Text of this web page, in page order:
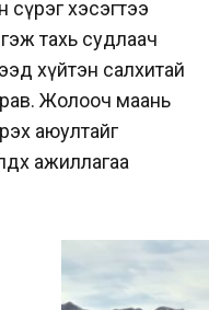
сүрэг хэсэгтээ
тахь судлаач
хүйтэн салхитай
Жолооч маань
аюултайг
ажиллагаа